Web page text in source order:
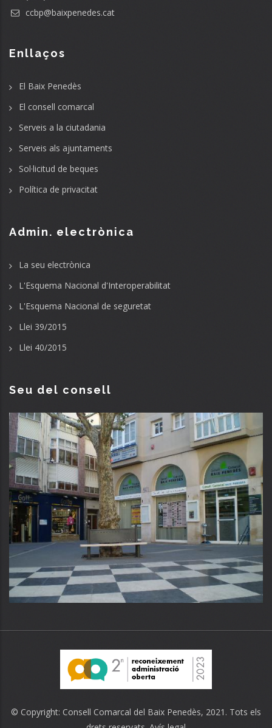
ccbp@baixpenedes.cat
Enllaços
El Baix Penedès
El consell comarcal
Serveis a la ciutadania
Serveis als ajuntaments
Sol·licitud de beques
Política de privacitat
Admin. electrònica
La seu electrònica
L'Esquema Nacional d'Interoperabilitat
L'Esquema Nacional de seguretat
Llei 39/2015
Llei 40/2015
Seu del consell
© Copyright: Consell Comarcal del Baix Penedès, 2021. Tots els